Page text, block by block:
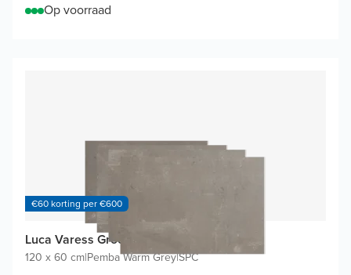
Op voorraad
€60 korting per €600
Luca Varess Groovy wandtegels (4 tegels)
120 x 60 cm|Pemba Warm Grey|SPC